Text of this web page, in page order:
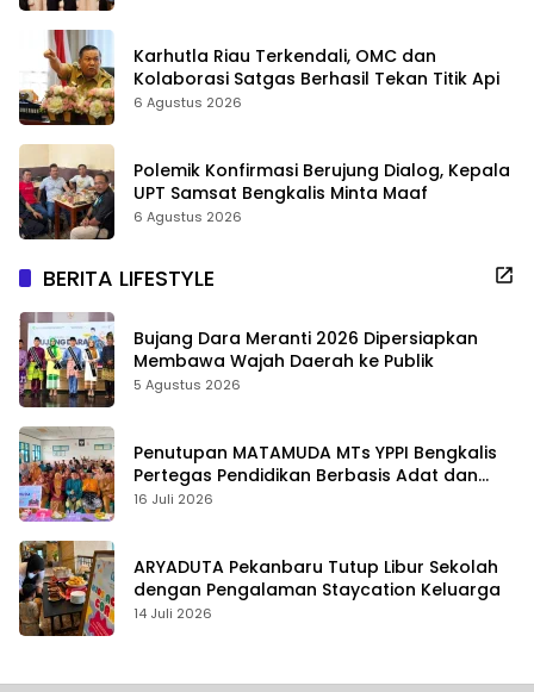
Karhutla Riau Terkendali, OMC dan
Kolaborasi Satgas Berhasil Tekan Titik Api
6 Agustus 2026
Polemik Konfirmasi Berujung Dialog, Kepala
UPT Samsat Bengkalis Minta Maaf
6 Agustus 2026
BERITA LIFESTYLE
Bujang Dara Meranti 2026 Dipersiapkan
Membawa Wajah Daerah ke Publik
5 Agustus 2026
Penutupan MATAMUDA MTs YPPI Bengkalis
Pertegas Pendidikan Berbasis Adat dan
Karakter
16 Juli 2026
ARYADUTA Pekanbaru Tutup Libur Sekolah
dengan Pengalaman Staycation Keluarga
14 Juli 2026